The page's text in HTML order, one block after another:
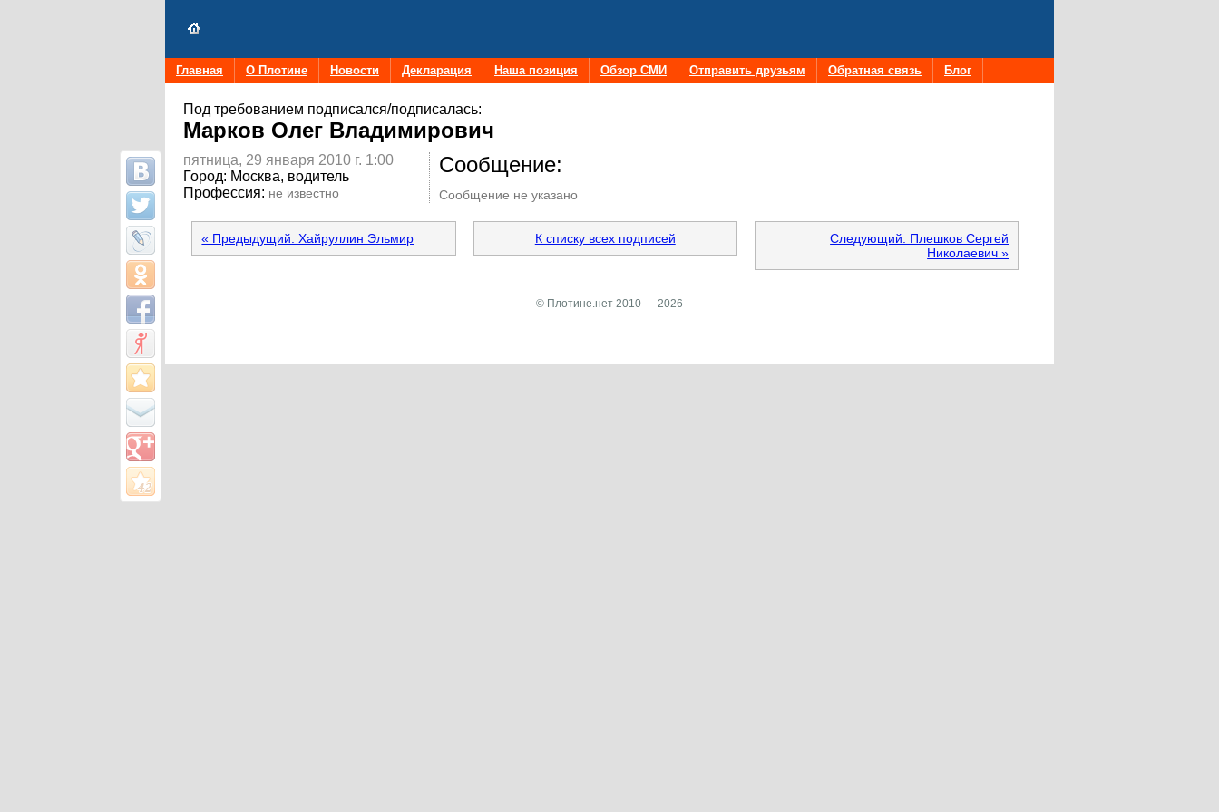
Главная О Плотине Новости Декларация Наша позиция Обзор СМИ Отправить друзьям Обратная связь Блог
Под требованием подписался/подписалась:
Марков Олег Владимирович
Сообщение:
Сообщение не указано
пятница, 29 января 2010 г. 1:00
Город: Москва, водитель
Профессия: не известно
« Предыдущий: Хайруллин Эльмир К списку всех подписей
Следующий: Плешков Сергей
Николаевич »
© Плотине.нет 2010 — 2026